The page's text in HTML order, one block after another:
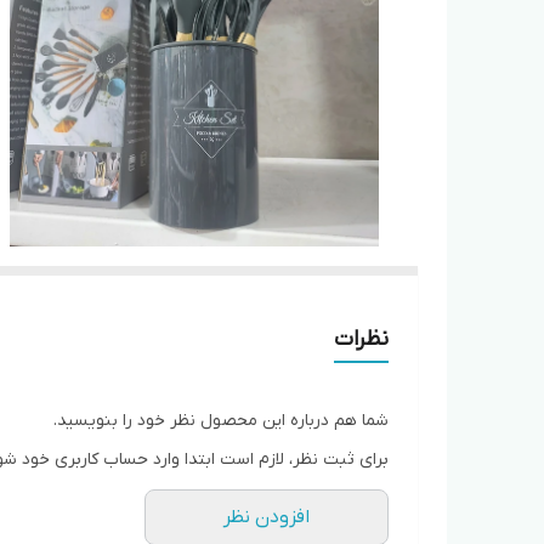
نظرات
شما هم درباره این محصول نظر خود را بنویسید.
برای ثبت نظر، لازم است ابتدا وارد حساب کاربری خود
افزودن نظر